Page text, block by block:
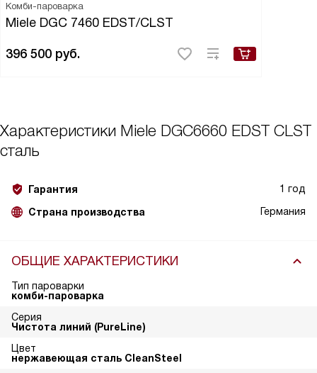
Комби-пароварка
Miele DGC 7460 EDST/CLST
396 500 руб.
Характеристики Miele DGC6660 EDST CLST
сталь
Гарантия 1 год
Страна производства Германия
ОБЩИЕ ХАРАКТЕРИСТИКИ
Тип пароварки
комби-пароварка
Серия
Чистота линий (PureLine)
Цвет
нержавеющая сталь CleanSteel